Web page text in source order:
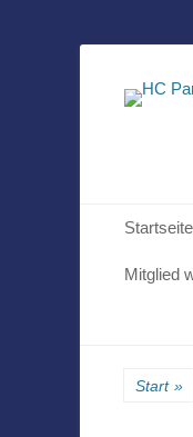
Inhalt
springen
Startseite
Mitglied
Start »